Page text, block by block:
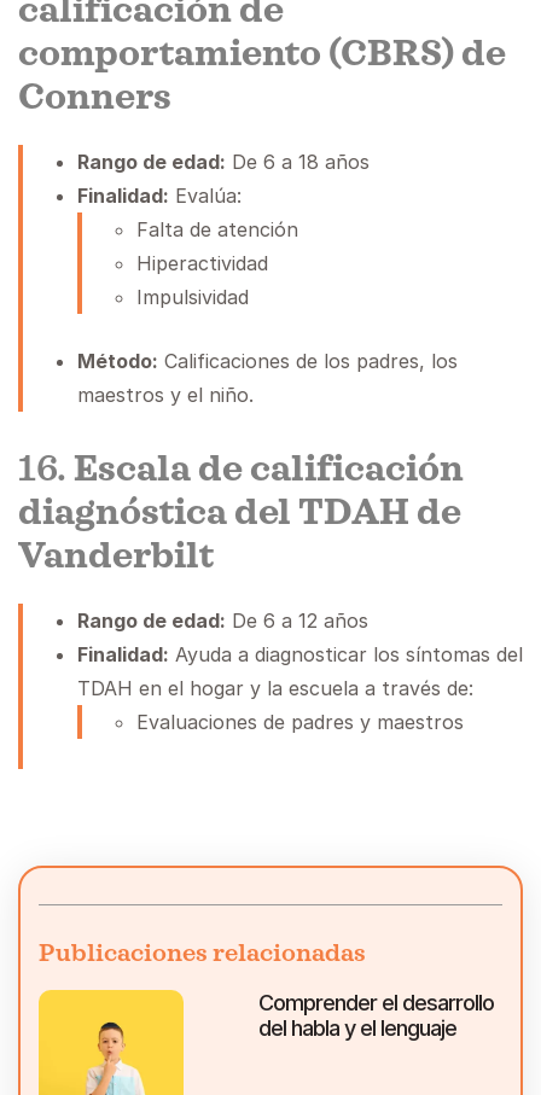
calificación de
comportamiento (CBRS) de
Conners
Rango de edad: De 6 a 18 años
Finalidad: Evalúa:
Falta de atención
Hiperactividad
Impulsividad
Método: Calificaciones de los padres, los
maestros y el niño.
16. Escala de calificación
diagnóstica del TDAH de
Vanderbilt
Rango de edad: De 6 a 12 años
Finalidad: Ayuda a diagnosticar los síntomas del
TDAH en el hogar y la escuela a través de:
Evaluaciones de padres y maestros
Publicaciones relacionadas
Comprender el desarrollo
del habla y el lenguaje